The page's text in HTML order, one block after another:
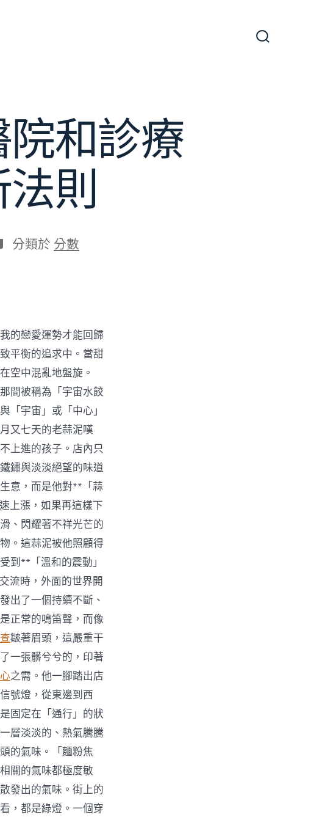
和診療
則
分類於 分數
的戀愛運勢才能回歸
平衡的追求中。當甜
空中混亂地盤旋。
間被稱為「宇宙水餃
「宇宙」或「中心」
又七天的老蒜泥嘆
上進的孩子。店內只
鏽與淡淡絕望的味道
意，而是他對**「蒜
上漲，如果再這樣下
、閃耀著不祥光芒的
。這蒜泥被他照顧得
到**「溫和的震動」
流時，外面的世界開
出了一個持續不斷、
正常的鳴笛聲，而像
皺著眉頭，這嚴重干
一張髒兮兮的，印著
之需。他一腳踏出店
號燈，從東邊到西
固定在「通行」的狀
層淡淡的、熱氣騰騰
的氣味。「麵粉焦
關的氣味都極度敏
發出的氣味。街上的
，都是綠燈。一個穿